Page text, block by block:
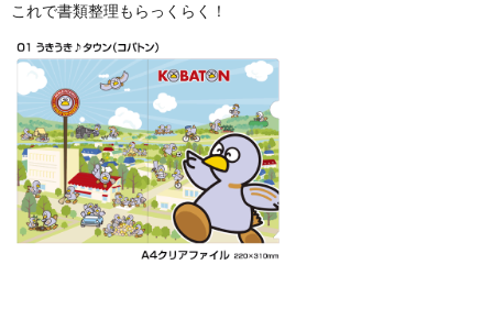
これで書類整理もらっくらく！